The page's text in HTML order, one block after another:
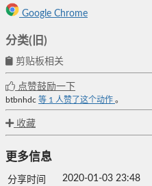
Google Chrome
分类(旧)
剪贴板相关
点赞鼓励一下
btbnhdc 等 1 人赞了这个动作 。
收藏
更多信息
分享时间
2020-01-03 23:48